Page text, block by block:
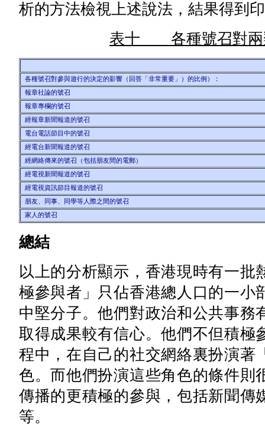
析的方法檢視上述說法，結果得到
表十 各種號召對兩
各種號召對參與遊行的決定的影響（回答「非常重要」）的比例）：
報章社論的號召
報章專欄的號召
經報章新聞報道的號召
電台電話節目中的號召
經電台新聞報道的號召
經網絡傳來的號召（包括朋友間的電郵）
經電視新聞報道的號召
經電視資訊節目報道的號召
朋友、同事、同學等人際之間的號召
家人的號召
總結
以上的分析顯示，香港現時有一
極參與者」只佔香港總人口的一小
中堅分子。他們對政治和公共事務
取得成果較有信心。他們不但積極
程中，在自己的社交網絡裏扮演著
色。而他們扮演這些角色的條件則
傳播的更積極的參與，包括新聞傳
等。